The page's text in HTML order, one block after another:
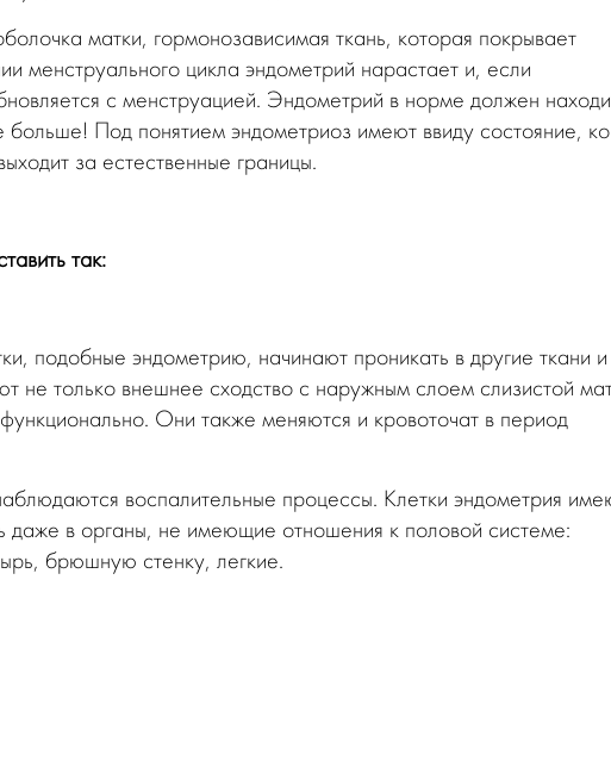
матки, гормонозависимая ткань, которая покрывает
менструального цикла эндометрий нарастает и, если
с менструацией. Эндометрий в норме должен
больше! Под понятием эндометриоз имеют ввиду состояние,
за естественные границы.
так:
подобные эндометрию, начинают проникать в другие ткани и
не только внешнее сходство с наружным слоем слизистой
Они также меняются и кровоточат в период
воспалительные процессы. Клетки эндометрия
даже в органы, не имеющие отношения к половой системе:
брюшную стенку, легкие.